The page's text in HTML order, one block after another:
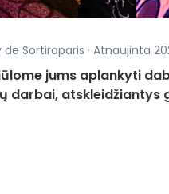
Sortiraparis · Atnaujinta
jums aplankyti
darbai,